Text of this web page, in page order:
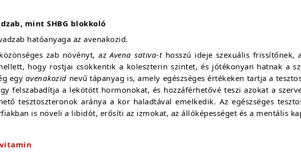
mint SHBG blokkoló
hatóanyaga az avenakozid.
zab növényt, azAvena sativa-t hosszú ideje szexuális frissítőnek,
hogy rostjai csökkentik a koleszterin szintet, és jótékonyan hatnak a
egy avenakozid nevű tápanyag is, amely egészséges értékeken tartja a
felszabadítja a lekötött hormonokat, és hozzáférhetővé teszi azokat a
tesztoszteronok aránya a kor haladtával emelkedik. Az egészséges
is növeli a libidót, erősíti az izmokat, az állóképességet és a mentális